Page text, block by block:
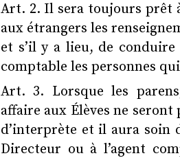
Art. 2. Il sera toujours prêt
aux étrangers les
et s’il y a lieu, de
comptable les personnes
Art. 3. Lorsque les
affaire aux Élèves ne
d’interprète et il aura soin
Directeur ou à l’agent